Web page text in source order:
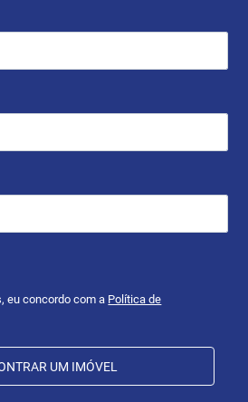
eu concordo com a Política de
UM IMÓVEL